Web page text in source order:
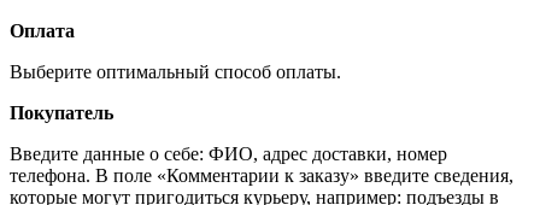
Оплата
Выберите оптимальный способ оплаты.
Покупатель
Введите данные о себе: ФИО, адрес доставки, номер
телефона. В поле «Комментарии к заказу» введите сведения,
которые могут пригодиться курьеру, например: подъезды в